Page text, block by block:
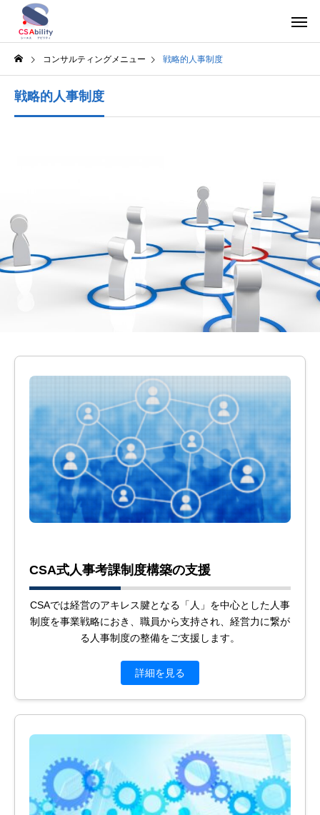
コンサルティングメニュー 戦略的人事制度
戦略的人事制度
CSA式人事考課制度構築の支援
CSAでは経営のアキレス腱となる「人」を中心とした人事
制度を事業戦略におき、職員から支持され、経営力に繋が
る人事制度の整備をご支援します。
詳細を見る